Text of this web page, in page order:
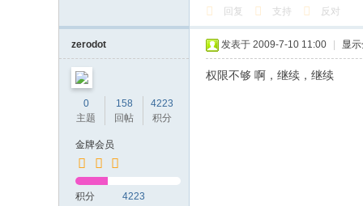
回复 支持 反对
zerodot
0
主题
158
回帖
4223
积分
金牌会员
积分 4223
发表于 2009-7-10 11:00 显
权限不够 啊，继续，继续